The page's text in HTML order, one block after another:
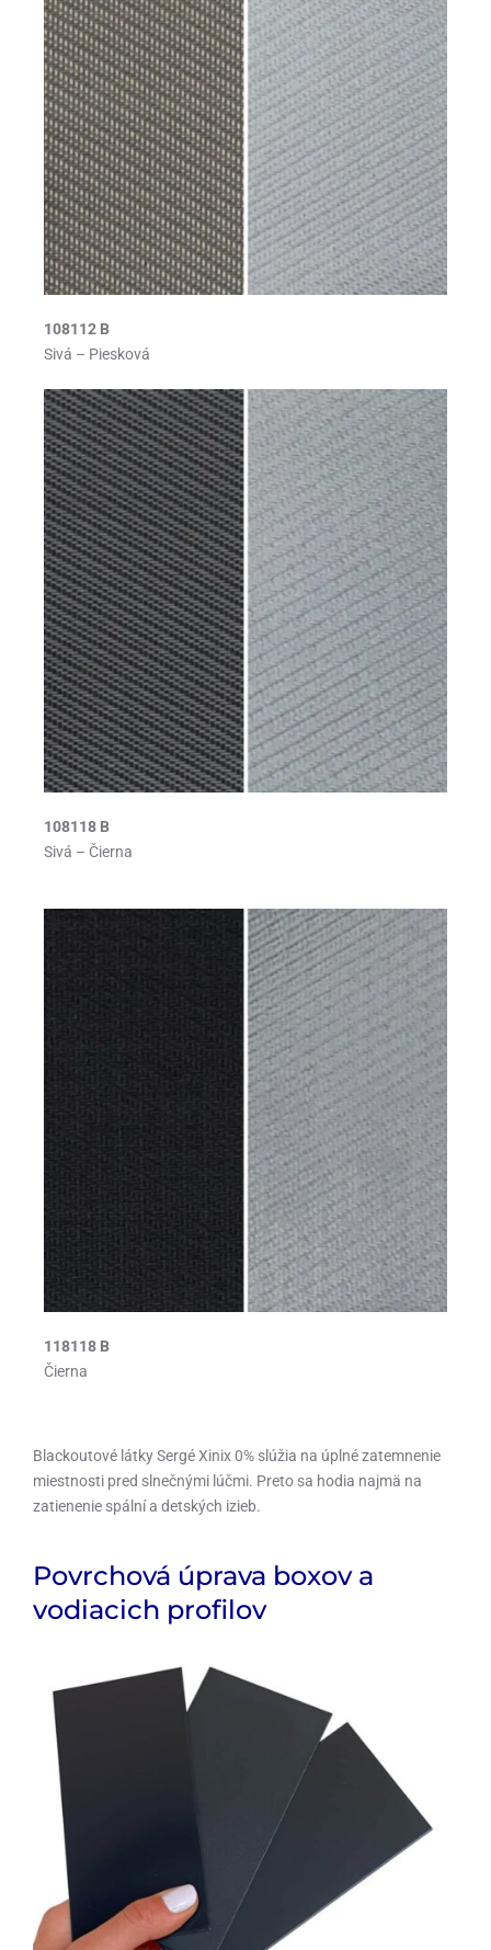
108112 B
Sivá – Piesková
108118 B
Sivá – Čierna
118118 B
Čierna
Blackoutové látky Sergé Xinix 0% slúžia na úplné zatemnenie
miestnosti pred slnečnými lúčmi. Preto sa hodia najmä na
zatienenie spální a detských izieb.
Povrchová úprava boxov a
vodiacich profilov